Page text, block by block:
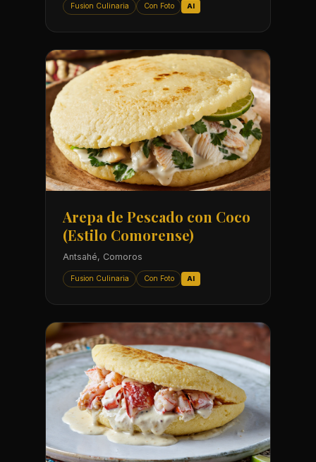
Fusion Culinaria Con Foto AI
Arepa de Pescado con Coco
(Estilo Comorense)
Antsahé, Comoros
Fusion Culinaria Con Foto AI